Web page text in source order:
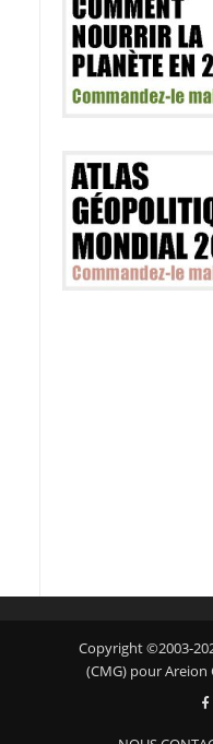
Copyright ©2003-
(CMG) pour Areion